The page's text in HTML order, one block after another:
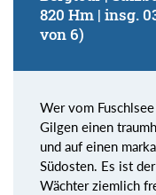
820 Hm | insg.
von 6)
Wer vom
Gilgen einen
und auf einen
Südosten. Es ist
Wächter ziemlich